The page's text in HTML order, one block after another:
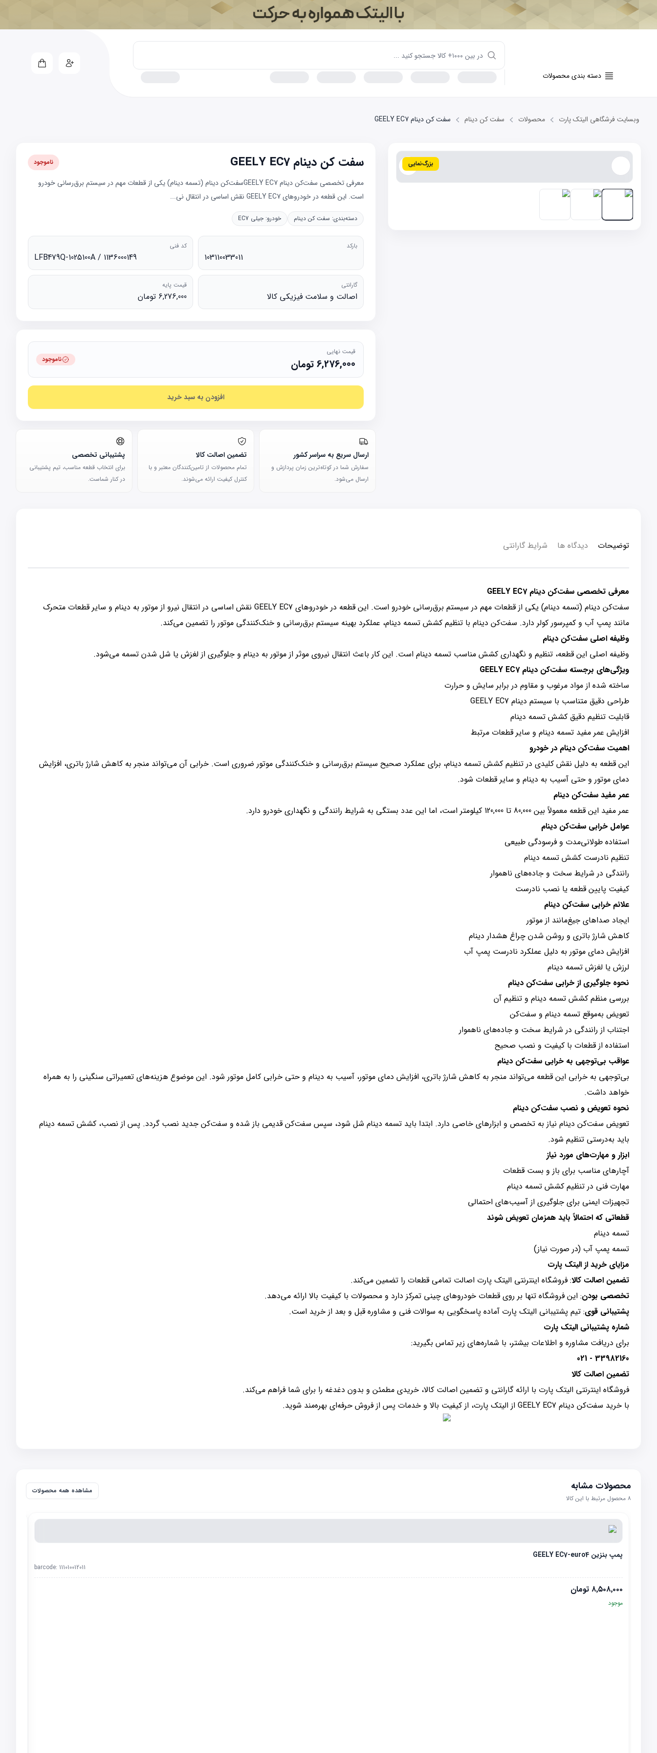
دسته بندی محصولات
وبسایت فرشگاهی الیتک پارت محصولات سفت کن دینام سفت کن دینام GEELY EC7
بزرگ‌نمایی سفت کن دینام GEELY EC7 ناموجود
معرفی تخصصی سفت‌کن دینام GEELY EC7سفت‌کن دینام (تسمه دینام) یکی از قطعات مهم در سیستم برق‌رسانی خودرو
است. این قطعه در خودروهای GEELY EC7 نقش اساسی در انتقال نی...
دسته‌بندی: سفت کن دینام خودرو:جیلی EC7
بارکد
103110033011
کد فنی
LFB479Q-1025100A / 1136000149
گارانتی
اصالت و سلامت فیزیکی کالا
قیمت پایه
6,276,000 تومان
قیمت نهایی
6,276,000تومان ناموجود
افزودن به سبد خرید
ارسال سریع به سراسر کشور
سفارش شما در کوتاه‌ترین زمان پردازش و
ارسال می‌شود.
تضمین اصالت کالا
تمام محصولات از تامین‌کنندگان معتبر و با
کنترل کیفیت ارائه می‌شوند.
پشتیبانی تخصصی
برای انتخاب قطعه مناسب، تیم پشتیبانی
در کنار شماست.
توضیحات دیدگاه ها شرایط گارانتی
معرفی تخصصی سفت‌کن دینام GEELY EC7
سفت‌کن دینام (تسمه دینام) یکی از قطعات مهم در سیستم برق‌رسانی خودرو است. این قطعه در خودروهای GEELY EC7 نقش اساسی در انتقال نیرو از موتور به دینام و سایر قطعات متحرک
مانند پمپ آب و کمپرسور کولر دارد. سفت‌کن دینام با تنظیم کشش تسمه دینام، عملکرد بهینه سیستم برق‌رسانی و خنک‌کنندگی موتور را تضمین می‌کند.
وظیفه اصلی سفت‌کن دینام
وظیفه اصلی این قطعه، تنظیم و نگهداری کشش مناسب تسمه دینام است. این کار باعث انتقال نیروی موثر از موتور به دینام و جلوگیری از لغزش یا شل شدن تسمه می‌شود.
ویژگی‌های برجسته سفت‌کن دینام GEELY EC7
ساخته شده از مواد مرغوب و مقاوم در برابر سایش و حرارت
طراحی دقیق متناسب با سیستم دینام GEELY EC7
قابلیت تنظیم دقیق کشش تسمه دینام
افزایش عمر مفید تسمه دینام و سایر قطعات مرتبط
اهمیت سفت‌کن دینام در خودرو
این قطعه به دلیل نقش کلیدی در تنظیم کشش تسمه دینام، برای عملکرد صحیح سیستم برق‌رسانی و خنک‌کنندگی موتور ضروری است. خرابی آن می‌تواند منجر به کاهش شارژ باتری، افزایش
دمای موتور و حتی آسیب به دینام و سایر قطعات شود.
عمر مفید سفت‌کن دینام
عمر مفید این قطعه معمولاً بین 80,000 تا 120,000 کیلومتر است، اما این عدد بستگی به شرایط رانندگی و نگهداری خودرو دارد.
عوامل خرابی سفت‌کن دینام
استفاده طولانی‌مدت و فرسودگی طبیعی
تنظیم نادرست کشش تسمه دینام
رانندگی در شرایط سخت و جاده‌های ناهموار
کیفیت پایین قطعه یا نصب نادرست
علائم خرابی سفت‌کن دینام
ایجاد صداهای جیغ‌مانند از موتور
کاهش شارژ باتری و روشن شدن چراغ هشدار دینام
افزایش دمای موتور به دلیل عملکرد نادرست پمپ آب
لرزش یا لغزش تسمه دینام
نحوه جلوگیری از خرابی سفت‌کن دینام
بررسی منظم کشش تسمه دینام و تنظیم آن
تعویض به‌موقع تسمه دینام و سفت‌کن
اجتناب از رانندگی در شرایط سخت و جاده‌های ناهموار
استفاده از قطعات با کیفیت و نصب صحیح
عواقب بی‌توجهی به خرابی سفت‌کن دینام
بی‌توجهی به خرابی این قطعه می‌تواند منجر به کاهش شارژ باتری، افزایش دمای موتور، آسیب به دینام و حتی خرابی کامل موتور شود. این موضوع هزینه‌های تعمیراتی سنگینی را به همراه
خواهد داشت.
نحوه تعویض و نصب سفت‌کن دینام
تعویض سفت‌کن دینام نیاز به تخصص و ابزارهای خاصی دارد. ابتدا باید تسمه دینام شل شود، سپس سفت‌کن قدیمی باز شده و سفت‌کن جدید نصب گردد. پس از نصب، کشش تسمه دینام
باید به‌درستی تنظیم شود.
ابزار و مهارت‌های مورد نیاز
آچارهای مناسب برای باز و بست قطعات
مهارت فنی در تنظیم کشش تسمه دینام
تجهیزات ایمنی برای جلوگیری از آسیب‌های احتمالی
قطعاتی که احتمالاً باید همزمان تعویض شوند
تسمه دینام
تسمه پمپ آب (در صورت نیاز)
مزایای خرید از الیتک پارت
تضمین اصالت کالا: فروشگاه اینترنتی الیتک پارت اصالت تمامی قطعات را تضمین می‌کند.
تخصصی بودن: این فروشگاه تنها بر روی قطعات خودروهای چینی تمرکز دارد و محصولات با کیفیت بالا ارائه می‌دهد.
پشتیبانی قوی: تیم پشتیبانی الیتک پارت آماده پاسخگویی به سوالات فنی و مشاوره قبل و بعد از خرید است.
شماره پشتیبانی الیتک پارت
برای دریافت مشاوره و اطلاعات بیشتر، با شماره‌های زیر تماس بگیرید:
33982160 - 021
تضمین اصالت کالا
فروشگاه اینترنتی الیتک پارت با ارائه گارانتی و تضمین اصالت کالا، خریدی مطمئن و بدون دغدغه را برای شما فراهم می‌کند.
با خرید سفت‌کن دینام GEELY EC7 از الیتک پارت، از کیفیت بالا و خدمات پس از فروش حرفه‌ای بهره‌مند شوید.
محصولات مشابه
۸ محصول مرتبط با این کالا
مشاهده همه محصولات
پمپ بنزین GEELY EC7-euro4
barcode: 111010012011
۸٬۵۰۸٬۰۰۰ تومان
موجود